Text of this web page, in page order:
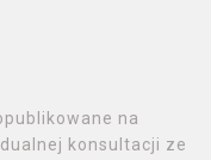
na
konsultacji ze